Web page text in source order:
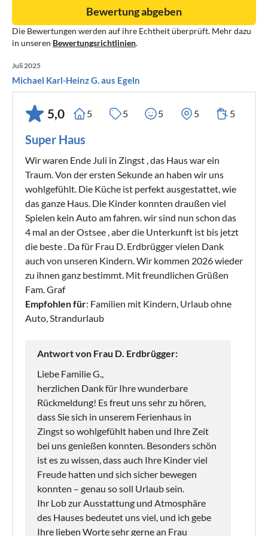
Die Bewertungen werden auf ihre Echtheit überprüft. Mehr dazu
in unseren Bewertungsrichtlinien.
Bewertung abgeben
Juli 2025
Michael Karl-Heinz G. aus Egeln
5,0 5 5 5 5 5
Super Haus
Wir waren Ende Juli in Zingst , das Haus war ein
Traum. Von der ersten Sekunde an haben wir uns
wohlgefühlt. Die Küche ist perfekt ausgestattet, wie
das ganze Haus. Die Kinder konnten draußen viel
Spielen kein Auto am fahren. wir sind nun schon das
4 mal an der Ostsee , aber die Unterkunft ist bis jetzt
die beste . Da für Frau D. Erdbrügger vielen Dank
auch von unseren Kindern. Wir kommen 2026 wieder
zu ihnen ganz bestimmt. Mit freundlichen Grüßen
Fam. Graf
Empfohlen für: Familien mit Kindern, Urlaub ohne
Auto, Strandurlaub
Antwort von Frau D. Erdbrügger:
Liebe Familie G.,
herzlichen Dank für Ihre wunderbare
Rückmeldung! Es freut uns sehr zu hören,
dass Sie sich in unserem Ferienhaus in
Zingst so wohlgefühlt haben und Ihre Zeit
bei uns genießen konnten. Besonders schön
ist es zu wissen, dass auch Ihre Kinder viel
Freude hatten und sich sicher bewegen
konnten – genau so soll Urlaub sein.
Ihr Lob zur Ausstattung und Atmosphäre
des Hauses bedeutet uns viel, und ich gebe
Ihre lieben Worte sehr gerne an Frau